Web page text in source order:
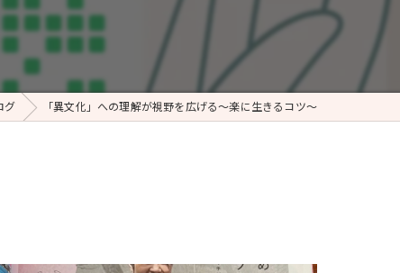
グ 「異文化」への理解が視野を広げる～楽に生きるコツ～